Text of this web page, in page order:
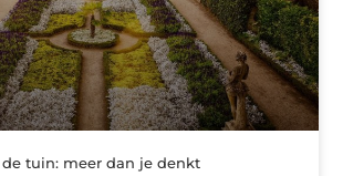
tuin: meer dan je denkt